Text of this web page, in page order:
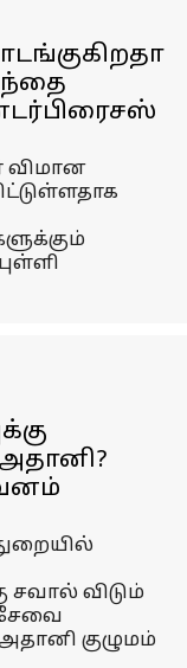
விமான
சவால் விடும்
குழுமம்